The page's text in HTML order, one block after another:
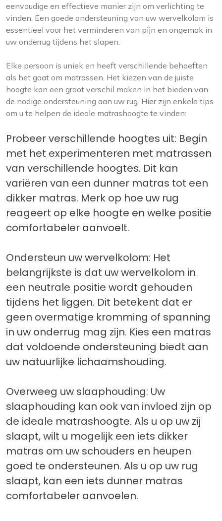
eenvoudige en effectieve manier zijn om verlichting te
vinden. Een goede ondersteuning van uw wervelkolom is
essentieel voor het verminderen van pijn en ongemak in
uw onderrug tijdens het slapen.
Elke persoon is uniek en heeft verschillende behoeften
als het gaat om matrassen. Het kiezen van de juiste
hoogte kan een groot verschil maken in het bieden van
de nodige ondersteuning aan uw rug. Hier zijn enkele tips
om u te helpen de ideale matrashoogte te vinden:
Probeer verschillende hoogtes uit: Begin
met het experimenteren met matrassen
van verschillende hoogtes. Dit kan
variëren van een dunner matras tot een
dikker matras. Merk op hoe uw rug
reageert op elke hoogte en welke positie
comfortabeler aanvoelt.
Ondersteun uw wervelkolom: Het
belangrijkste is dat uw wervelkolom in
een neutrale positie wordt gehouden
tijdens het liggen. Dit betekent dat er
geen overmatige kromming of spanning
in uw onderrug mag zijn. Kies een matras
dat voldoende ondersteuning biedt aan
uw natuurlijke lichaamshouding.
Overweeg uw slaaphouding: Uw
slaaphouding kan ook van invloed zijn op
de ideale matrashoogte. Als u op uw zij
slaapt, wilt u mogelijk een iets dikker
matras om uw schouders en heupen
goed te ondersteunen. Als u op uw rug
slaapt, kan een iets dunner matras
comfortabeler aanvoelen.